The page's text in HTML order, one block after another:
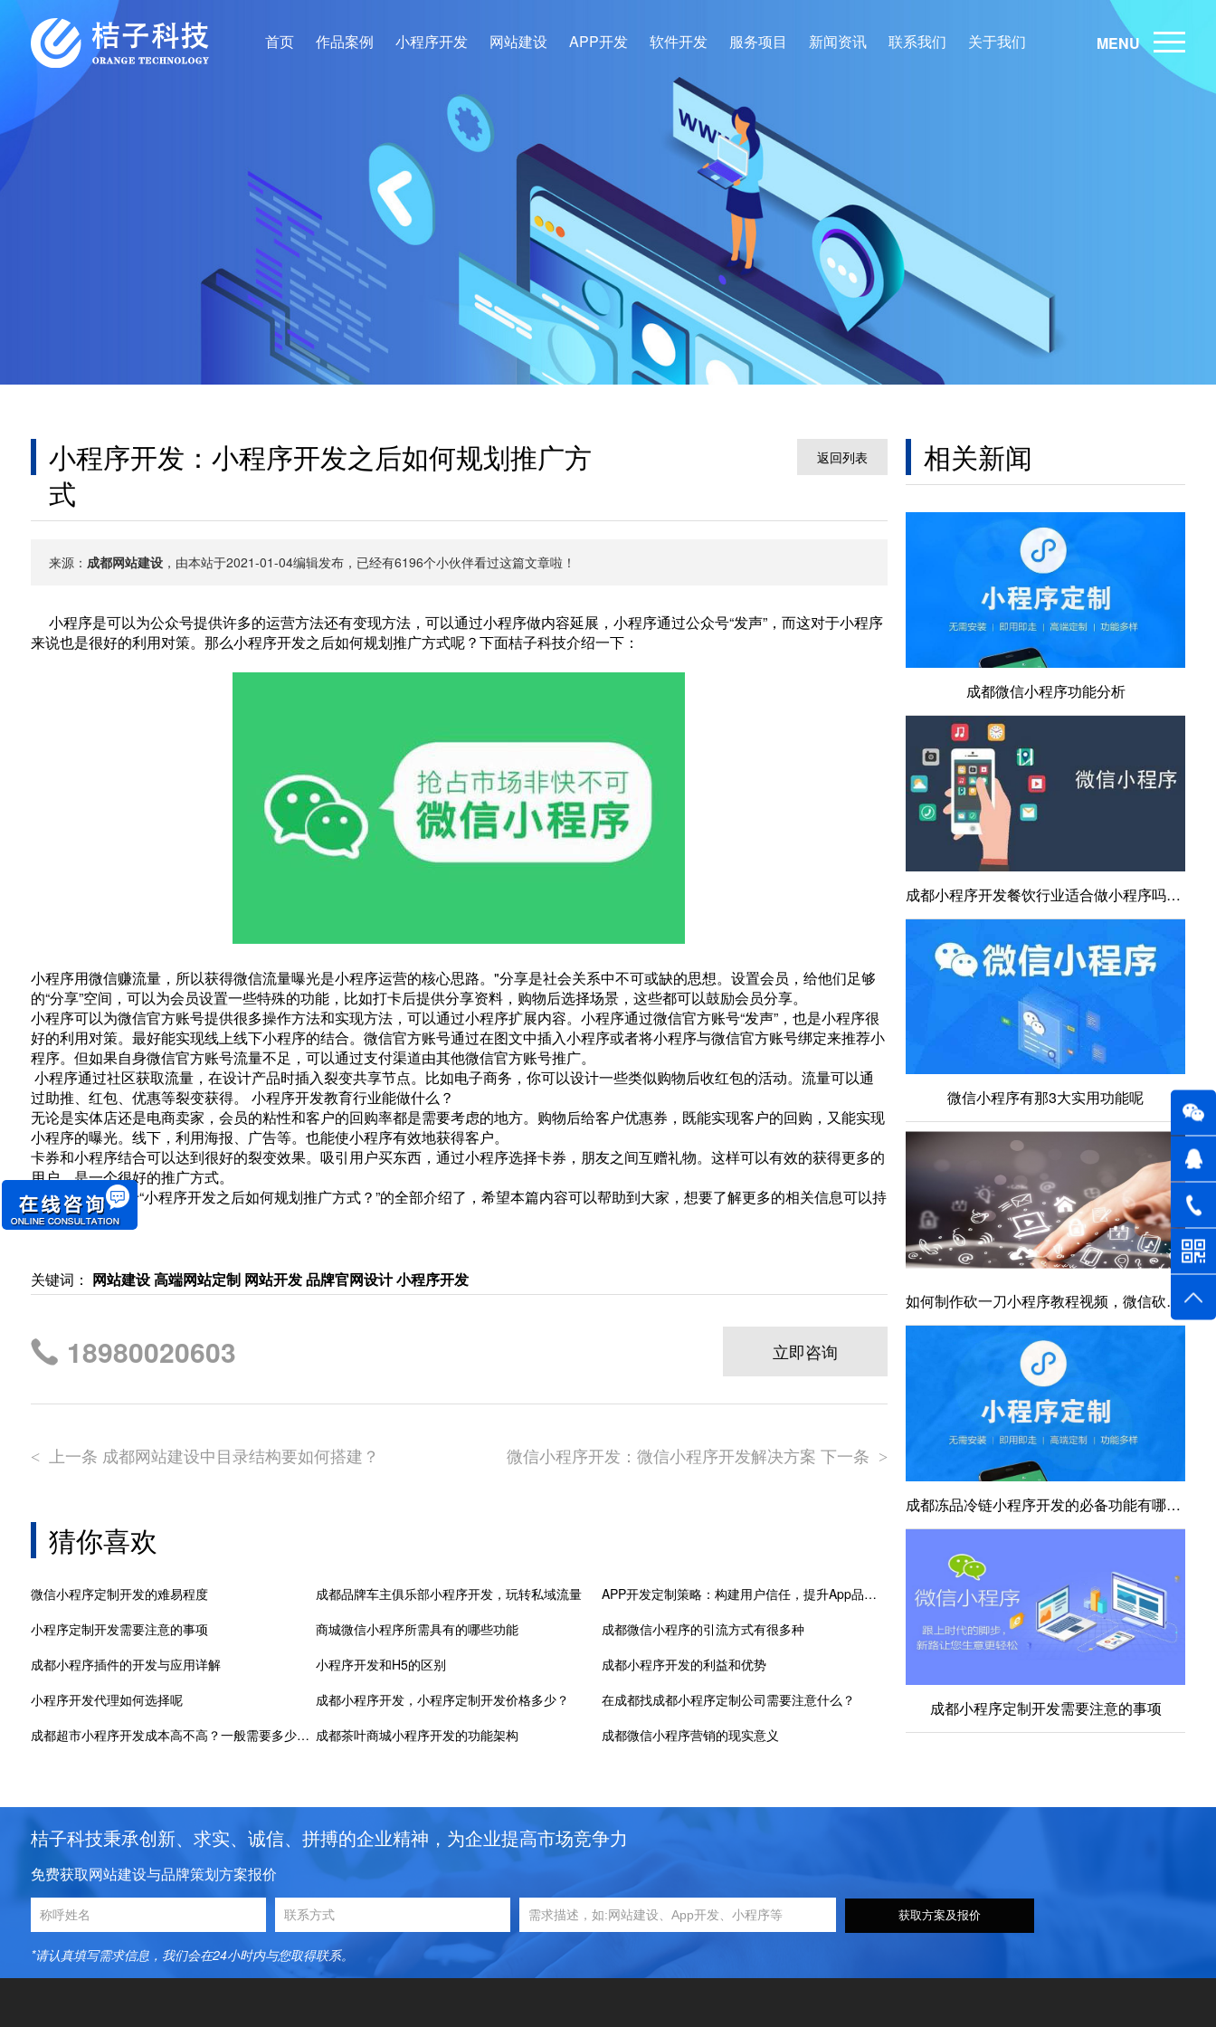
首页 作品案例 小程序开发 网站建设 APP开发 软件开发 服务项目 新闻资讯 联系我们 关于我们 MENU
小程序开发：小程序开发之后如何规划推广方
式
返回列表
来源： 成都网站建设，由本站于2021-01-04编辑发布，已经有6196个小伙伴看过这篇文章啦！
小程序是可以为公众号提供许多的运营方法还有变现方法，可以通过小程序做内容延展，小程序通过公众号“发声”，而这对于小程序
来说也是很好的利用对策。那么小程序开发之后如何规划推广方式呢？下面桔子科技介绍一下：
小程序用微信赚流量，所以获得微信流量曝光是小程序运营的核心思路。"分享是社会关系中不可或缺的思想。设置会员，给他们足够
的“分享”空间，可以为会员设置一些特殊的功能，比如打卡后提供分享资料，购物后选择场景，这些都可以鼓励会员分享。
小程序可以为微信官方账号提供很多操作方法和实现方法，可以通过小程序扩展内容。小程序通过微信官方账号“发声”，也是小程序很
好的利用对策。最好能实现线上线下小程序的结合。微信官方账号通过在图文中插入小程序或者将小程序与微信官方账号绑定来推荐小
程序。但如果自身微信官方账号流量不足，可以通过支付渠道由其他微信官方账号推广。
小程序通过社区获取流量，在设计产品时插入裂变共享节点。比如电子商务，你可以设计一些类似购物后收红包的活动。流量可以通
过助推、红包、优惠等裂变获得。 小程序开发教育行业能做什么？
无论是实体店还是电商卖家，会员的粘性和客户的回购率都是需要考虑的地方。购物后给客户优惠券，既能实现客户的回购，又能实现
小程序的曝光。线下，利用海报、广告等。也能使小程序有效地获得客户。
卡券和小程序结合可以达到很好的裂变效果。吸引用户买东西，通过小程序选择卡券，朋友之间互赠礼物。这样可以有效的获得更多的
用户，是一个很好的推广方式。
以上就是关于“小程序开发之后如何规划推广方式？”的全部介绍了，希望本篇内容可以帮助到大家，想要了解更多的相关信息可以持
续关注我们。
关键词： 网站建设 高端网站定制 网站开发 品牌官网设计 小程序开发
18980020603 立即咨询
< 上一条 成都网站建设中目录结构要如何搭建？ 微信小程序开发：微信小程序开发解决方案 下一条 >
猜你喜欢
微信小程序定制开发的难易程度 成都品牌车主俱乐部小程序开发，玩转私域流量
APP开发定制策略：构建用户信任，提升App品牌价值
小程序定制开发需要注意的事项
商城微信小程序所需具有的哪些功能
成都微信小程序的引流方式有很多种
成都小程序插件的开发与应用详解
小程序开发和H5的区别
成都小程序开发的利益和优势
小程序开发代理如何选择呢
成都小程序开发，小程序定制开发价格多少？
在成都找成都小程序定制公司需要注意什么？
成都超市小程序开发成本高不高？一般需要多少钱？ 成都茶叶商城小程序开发的功能架构 成都微信小程序营销的现实意义
相关新闻
成都微信小程序功能分析
成都小程序开发餐饮行业适合做小程序吗？做一个小程序的成本是多少？
微信小程序有那3大实用功能呢
如何制作砍一刀小程序教程视频，微信砍一刀小程序
成都冻品冷链小程序开发的必备功能有哪些？速来围观
成都小程序定制开发需要注意的事项
桔子科技秉承创新、求实、诚信、拼搏的企业精神，为企业提高市场竞争力
免费获取网站建设与品牌策划方案报价
获取方案及报价
*请认真填写需求信息，我们会在24小时内与您取得联系。